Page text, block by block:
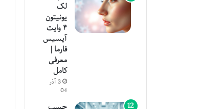
لک
یونیتون
۴ وایت
آیسیس
فارما |
معرفی
کامل
3 آذر
04